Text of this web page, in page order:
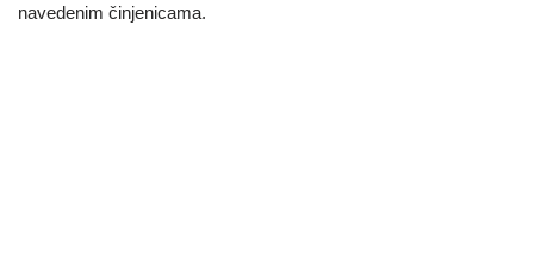
navedenim činjenicama.